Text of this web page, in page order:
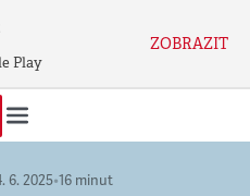
Play
ZOBRAZIT
6. 2025•16 minut